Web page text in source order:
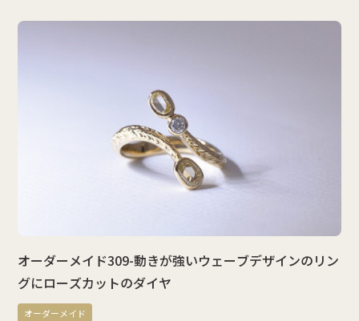
オーダーメイド309-動きが強いウェーブデザインのリン
グにローズカットのダイヤ
オーダーメイド